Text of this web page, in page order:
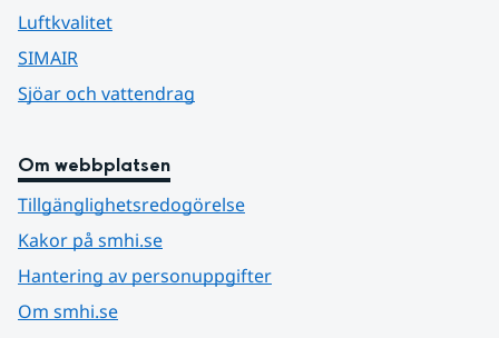
Luftkvalitet
SIMAIR
Sjöar och vattendrag
Om webbplatsen
Tillgänglighetsredogörelse
Kakor på smhi.se
Hantering av personuppgifter
Om smhi.se